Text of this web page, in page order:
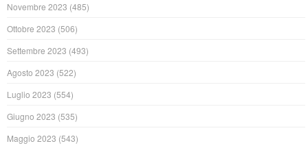
Novembre 2023 (485)
Ottobre 2023 (506)
Settembre 2023 (493)
Agosto 2023 (522)
Luglio 2023 (554)
Giugno 2023 (535)
Maggio 2023 (543)